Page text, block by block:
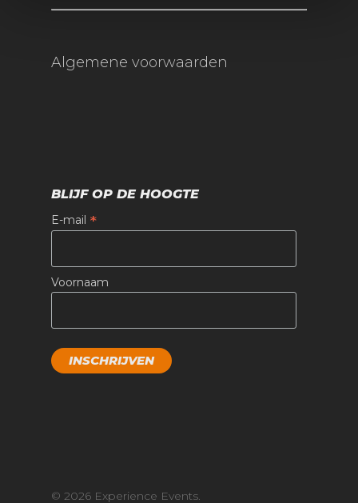
Algemene voorwaarden
BLIJF OP DE HOOGTE
E-mail *
Voornaam
© 2026 Experience Events.